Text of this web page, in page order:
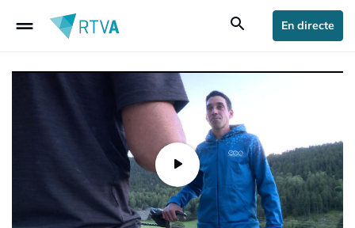
drag_handle search En directe